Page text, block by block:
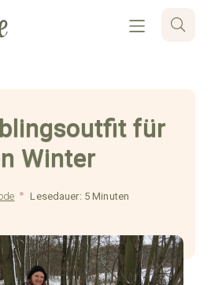
für
Winter
Lesedauer: 5 Minuten